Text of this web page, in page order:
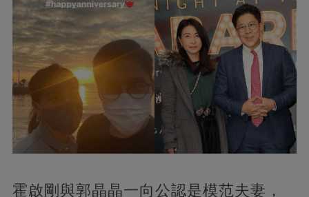
霍啟剛與郭晶晶一向公認是模范夫妻，